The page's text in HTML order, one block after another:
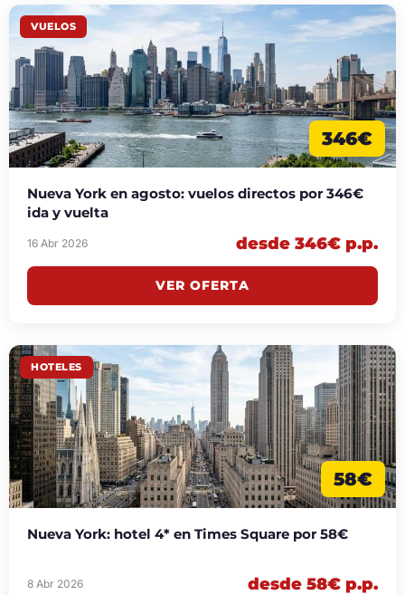
VUELOS
346€
Nueva York en agosto: vuelos directos por 346€
ida y vuelta
16 Abr 2026 desde 346€ p.p.
VER OFERTA
HOTELES
58€
Nueva York: hotel 4* en Times Square por 58€
8 Abr 2026 desde 58€ p.p.